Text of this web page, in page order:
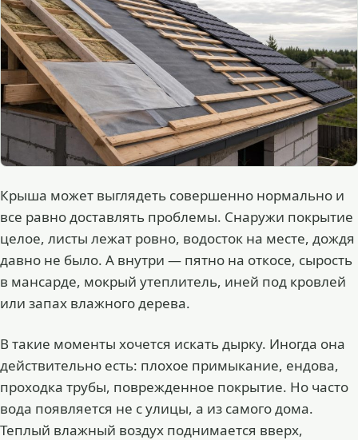
Крыша может выглядеть совершенно нормально и
все равно доставлять проблемы. Снаружи покрытие
целое, листы лежат ровно, водосток на месте, дождя
давно не было. А внутри — пятно на откосе, сырость
в мансарде, мокрый утеплитель, иней под кровлей
или запах влажного дерева.
В такие моменты хочется искать дырку. Иногда она
действительно есть: плохое примыкание, ендова,
проходка трубы, поврежденное покрытие. Но часто
вода появляется не с улицы, а из самого дома.
Теплый влажный воздух поднимается вверх,